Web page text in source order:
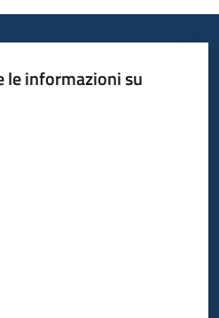
le informazioni su